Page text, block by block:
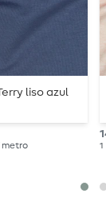
liso azul
/ metro 1